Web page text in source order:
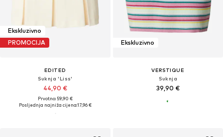
Ekskluzivno
PROMOCIJA
EDITED
Suknja 'Liss'
44,90 €
Prvotno: 59,90 €
Posljednja najniža cijena:17,96 €
Ekskluzivno
VERSTIQUE
Suknja
39,90 €